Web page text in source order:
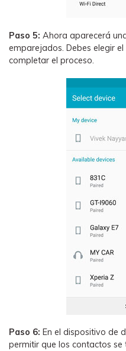
Paso 5: Ahora aparecerá
emparejados. Debes elegir
completar el proceso.
Paso 6: En el dispositivo de
permitir que los contactos se